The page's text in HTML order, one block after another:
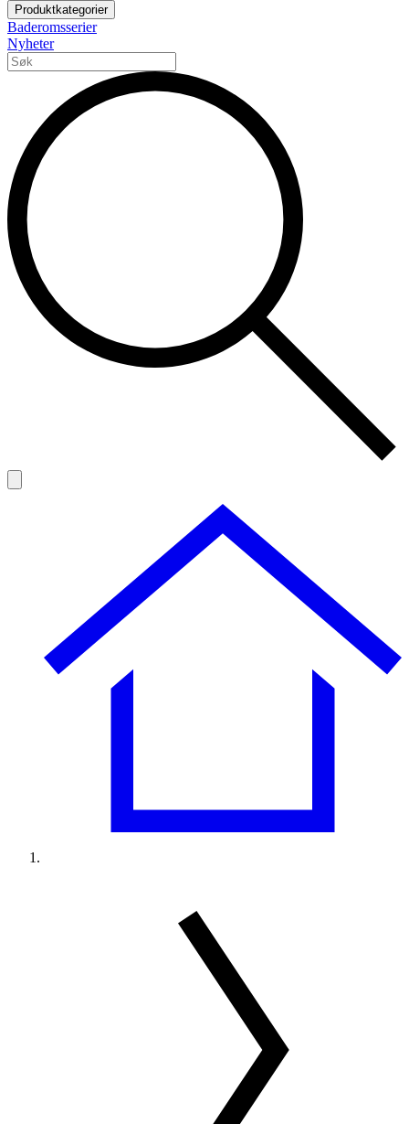
Produktkategorier
Baderomsserier
Nyheter